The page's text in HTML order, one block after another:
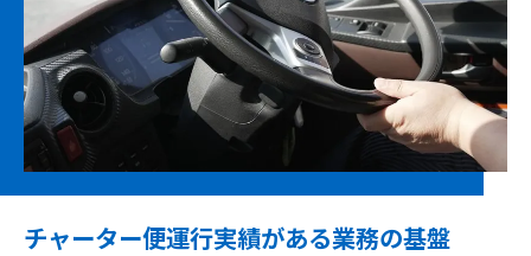
チャーター便運行実績がある業務の基盤